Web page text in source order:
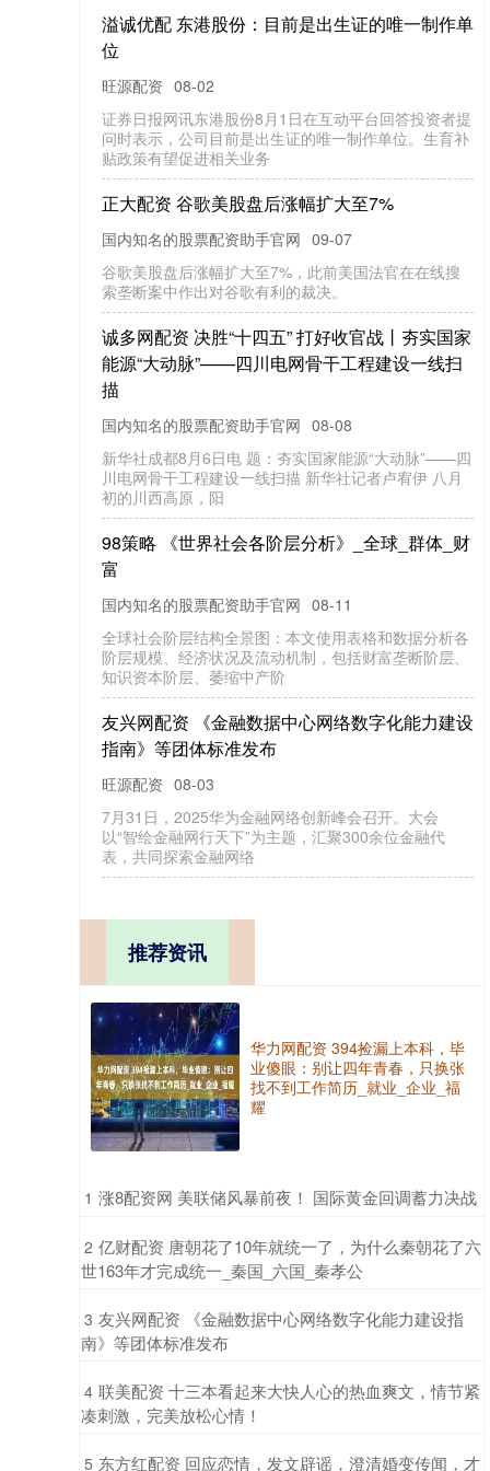
溢诚优配 东港股份：目前是出生证的唯一制作单
位
旺源配资 08-02
证券日报网讯东港股份8月1日在互动平台回答投资者提
问时表示，公司目前是出生证的唯一制作单位。生育补
贴政策有望促进相关业务
正大配资 谷歌美股盘后涨幅扩大至7%
国内知名的股票配资助手官网 09-07
谷歌美股盘后涨幅扩大至7%，此前美国法官在在线搜
索垄断案中作出对谷歌有利的裁决。
诚多网配资 决胜“十四五” 打好收官战丨夯实国家
能源“大动脉”——四川电网骨干工程建设一线扫
描
国内知名的股票配资助手官网 08-08
新华社成都8月6日电 题：夯实国家能源“大动脉”——四
川电网骨干工程建设一线扫描 新华社记者卢宥伊 八月
初的川西高原，阳
98策略 《世界社会各阶层分析》_全球_群体_财
富
国内知名的股票配资助手官网 08-11
全球社会阶层结构全景图：本文使用表格和数据分析各
阶层规模、经济状况及流动机制，包括财富垄断阶层、
知识资本阶层、萎缩中产阶
友兴网配资 《金融数据中心网络数字化能力建设
指南》等团体标准发布
旺源配资 08-03
7月31日，2025华为金融网络创新峰会召开。大会
以“智绘金融网行天下”为主题，汇聚300余位金融代
表，共同探索金融网络
推荐资讯
华力网配资 394捡漏上本科，毕
业傻眼：别让四年青春，只换张
找不到工作简历_就业_企业_福
耀
1 ​涨8配资网 美联储风暴前夜！ 国际黄金回调蓄力决战
2 ​亿财配资 唐朝花了10年就统一了，为什么秦朝花了六
世163年才完成统一_秦国_六国_秦孝公
3 ​友兴网配资 《金融数据中心网络数字化能力建设指
南》等团体标准发布
4 ​联美配资 十三本看起来大快人心的热血爽文，情节紧
凑刺激，完美放松心情！
5 ​东方红配资 回应恋情，发文辟谣，澄清婚变传闻，才